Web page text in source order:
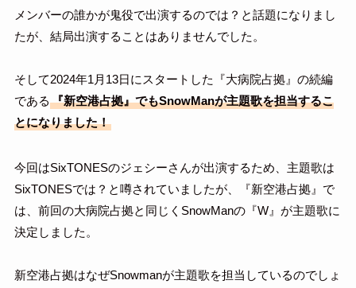
メンバーの誰かが鬼役で出演するのでは？と話題になりまし
たが、結局出演することはありませんでした。
そして2024年1月13日にスタートした『大病院占拠』の続編
である 『新空港占拠』でもSnowManが主題歌を担当するこ
とになりました！
今回はSixTONESのジェシーさんが出演するため、主題歌は
SixTONESでは？と噂されていましたが、『新空港占拠』で
は、前回の大病院占拠と同じくSnowManの『W』が主題歌に
決定しました。
新空港占拠はなぜSnowmanが主題歌を担当しているのでしょ